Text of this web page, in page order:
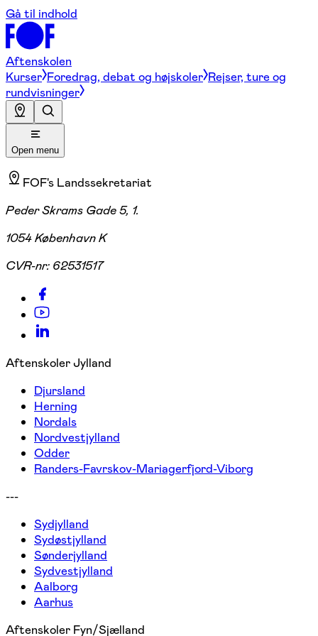
Gå til indhold
Aftenskolen
Kurser Foredrag, debat og højskoler Rejser, ture og
rundvisninger
Open menu
FOF's Landssekretariat
Peder Skrams Gade 5, 1.
1054 København K
CVR-nr: 62531517
Aftenskoler Jylland
Djursland
Herning
Nordals
Nordvestjylland
Odder
Randers-Favrskov-Mariagerfjord-Viborg
---
Sydjylland
Sydøstjylland
Sønderjylland
Sydvestjylland
Aalborg
Aarhus
Aftenskoler Fyn/Sjælland